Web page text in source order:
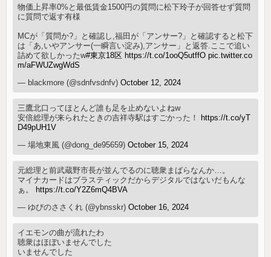
物価上昇率0%と最低賃金1500円の質問に松下玲子が回答せず質問
に質問で返す有様
MCが「質問か?」と確認し,福田が「アンサー?」と確認すると松下
は「あ,いやアンサー(一瞬言い淀み),アンサー」と返答.ここで追い
詰めて欲しかったw#東京18区 https://t.co/1ooQ5utffO pic.twitter.co
m/aFWUZwgWdS
— blackmore (@sdnfvsdnfv)October 12, 2024
三鷹北口ってほとんど誰も足を止めないよねw
安倍総理が来られたときの吉祥寺駅はすごかった！ https://t.co/yT
D49pUH1V
— 場地東風 (@dong_de95659)October 15, 2024
元総理と前武蔵野市長が並んでるのに聴衆まばらなんか…。
マイナカードはブラスティックだからデジタルではないだもんな
ぁ。 https://t.co/Y2Z6mQ4BVA
— ゆびのささくれ (@ybnsskr)October 16, 2024
イエモンの曲が流れたわ
聴衆はほぼいませんでした
いませんでした